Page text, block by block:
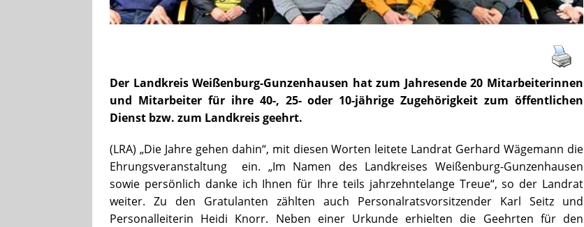
Der Landkreis Weißenburg-Gunzenhausen hat zum Jahresende 20 Mitarbeiterinnen
und Mitarbeiter für ihre 40-, 25- oder 10-jährige Zugehörigkeit zum öffentlichen
Dienst bzw. zum Landkreis geehrt.
(LRA) „Die Jahre gehen dahin“, mit diesen Worten leitete Landrat Gerhard Wägemann die
Ehrungsveranstaltung ein. „Im Namen des Landkreises Weißenburg-Gunzenhausen
sowie persönlich danke ich Ihnen für Ihre teils jahrzehntelange Treue“, so der Landrat
weiter. Zu den Gratulanten zählten auch Personalratsvorsitzender Karl Seitz und
Personalleiterin Heidi Knorr. Neben einer Urkunde erhielten die Geehrten für den